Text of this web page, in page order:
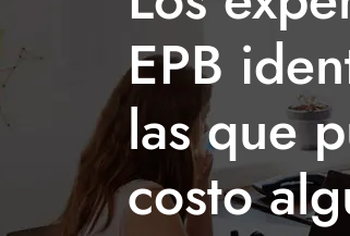
EPB
las que
costo